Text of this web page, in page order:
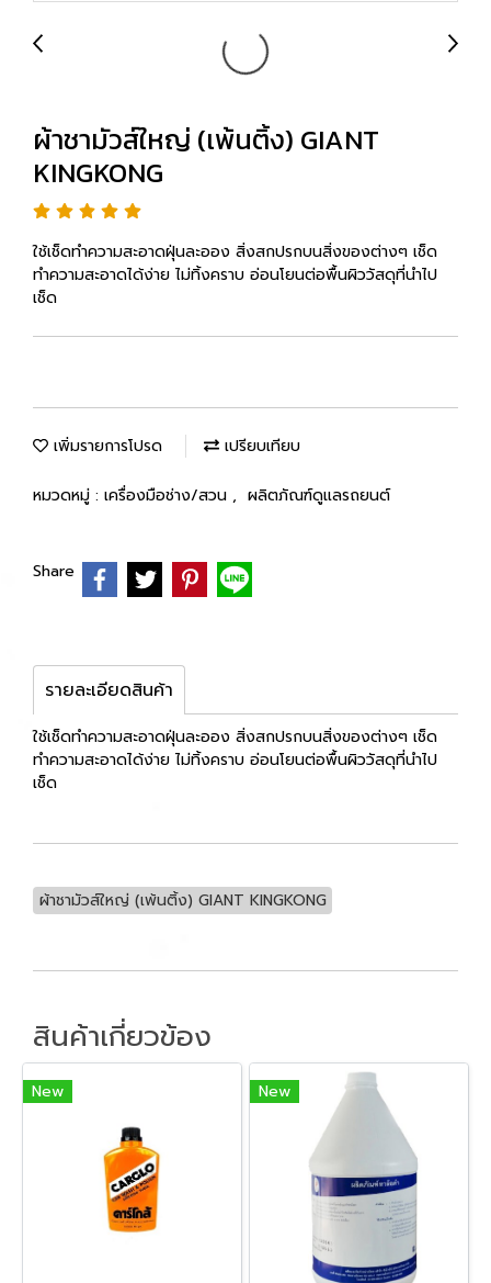
ผ้าชามัวส์ใหญ่ (เพ้นติ้ง) GIANT
KINGKONG
ใช้เช็ดทำความสะอาดฝุ่นละออง สิ่งสกปรกบนสิ่งของต่างๆ เช็ด
ทำความสะอาดได้ง่าย ไม่ทิ้งคราบ อ่อนโยนต่อพื้นผิววัสดุที่นำไป
เช็ด
เพิ่มรายการโปรด เปรียบเทียบ
หมวดหมู่ : เครื่องมือช่าง/สวน , ผลิตภัณฑ์ดูแลรถยนต์
Share
รายละเอียดสินค้า
ใช้เช็ดทำความสะอาดฝุ่นละออง สิ่งสกปรกบนสิ่งของต่างๆ เช็ด
ทำความสะอาดได้ง่าย ไม่ทิ้งคราบ อ่อนโยนต่อพื้นผิววัสดุที่นำไป
เช็ด
ผ้าชามัวส์ใหญ่ (เพ้นติ้ง) GIANT KINGKONG
สินค้าเกี่ยวข้อง
New New